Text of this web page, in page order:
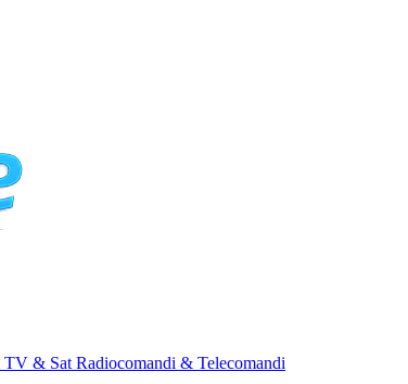
TV & Sat Radiocomandi & Telecomandi